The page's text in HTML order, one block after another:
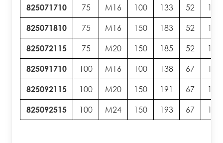
825071710 75 M16 100 133 52 13
825071810 75 M16 150 183 52 13
825072115 75 M20 150 185 52 13
825091710 100 M16 100 138 67 13
825092115 100 M20 150 191 67 13
825092515 100 M24 150 193 67 13